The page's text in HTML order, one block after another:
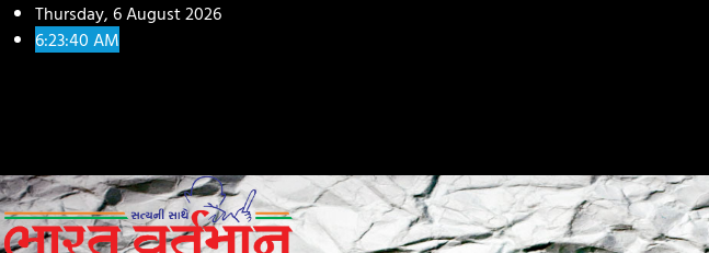
Skip
to
Thursday, 6 August 2026
6:23:42 AM